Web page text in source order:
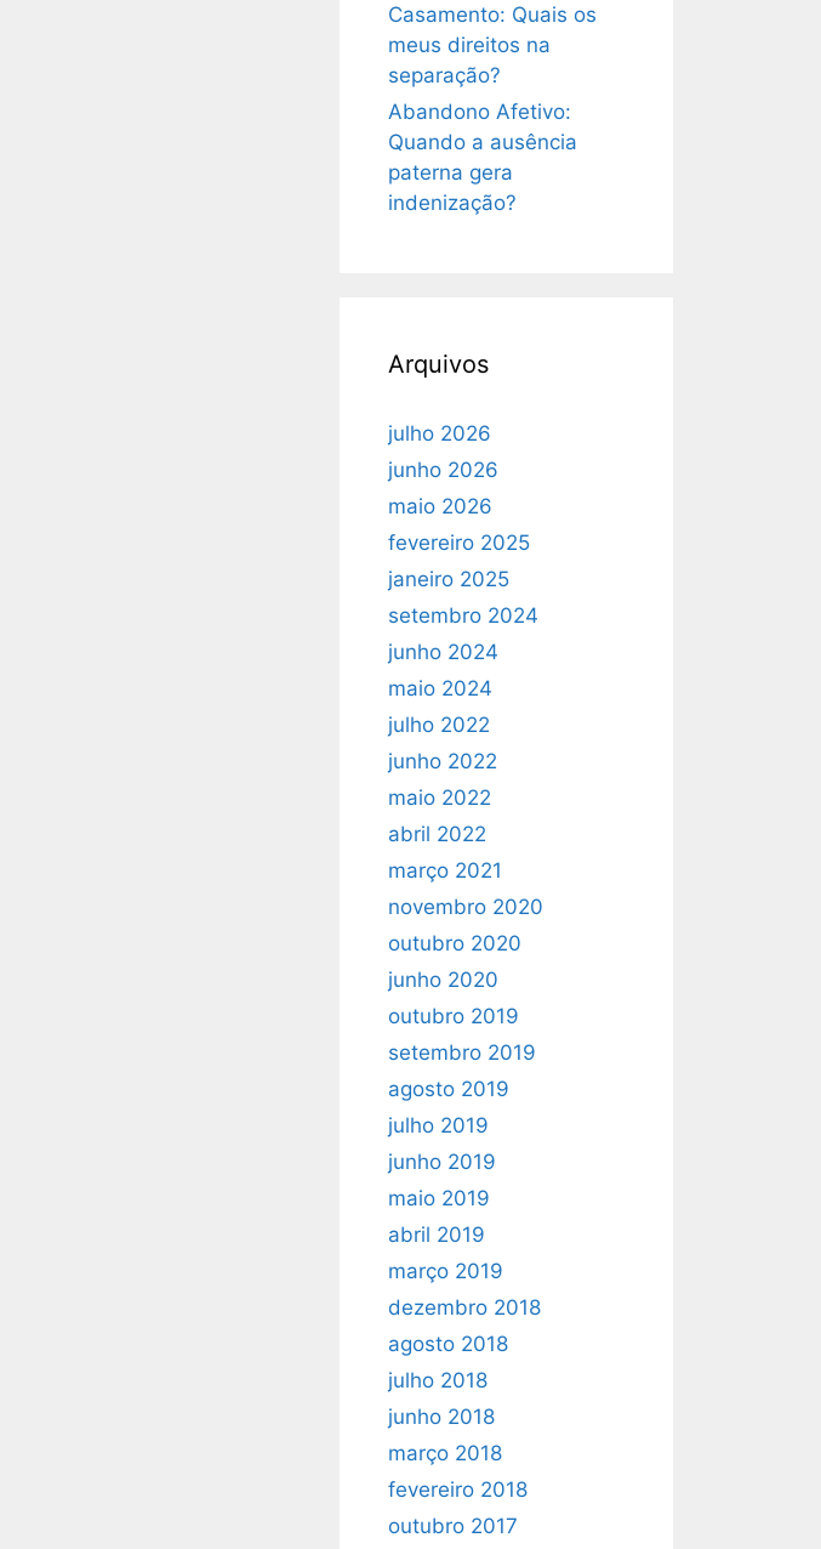
Casamento: Quais os
meus direitos na
separação?
Abandono Afetivo:
Quando a ausência
paterna gera
indenização?
Arquivos
julho 2026
junho 2026
maio 2026
fevereiro 2025
janeiro 2025
setembro 2024
junho 2024
maio 2024
julho 2022
junho 2022
maio 2022
abril 2022
março 2021
novembro 2020
outubro 2020
junho 2020
outubro 2019
setembro 2019
agosto 2019
julho 2019
junho 2019
maio 2019
abril 2019
março 2019
dezembro 2018
agosto 2018
julho 2018
junho 2018
março 2018
fevereiro 2018
outubro 2017